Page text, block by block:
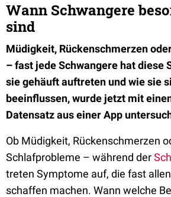
Wann Schwangere
sind
Müdigkeit, Rückenschmerzen
– fast jede Schwangere hat diese
sie gehäuft auftreten und wie sie
beeinflussen, wurde jetzt mit
Datensatz aus einer App
Ob Müdigkeit, Rückenschmerzen
Schlafprobleme – während der
treten Symptome auf, die fast
schaffen machen. Wann welche